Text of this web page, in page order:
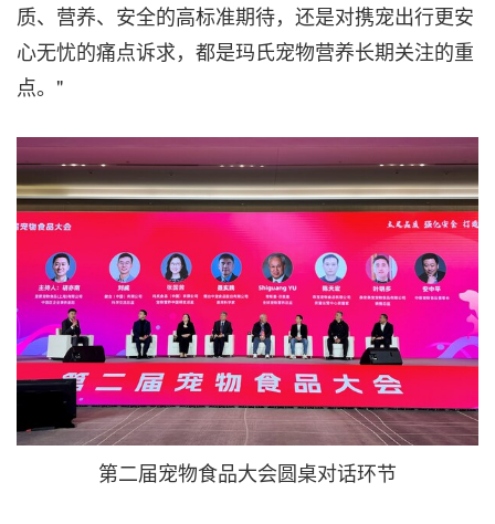
质、营养、安全的高标准期待，还是对携宠出行更安
心无忧的痛点诉求，都是玛氏宠物营养长期关注的重
点。"
第二届宠物食品大会圆桌对话环节